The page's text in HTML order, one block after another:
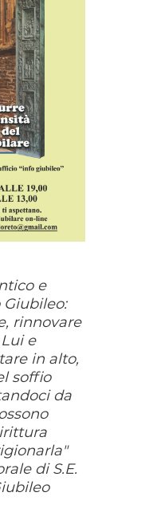
e
rinnovare
e
in alto,
soffio
da
di S.E.